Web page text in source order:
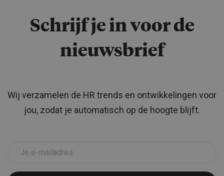
Schrijf je in voor de
nieuwsbrief
Wij verzamelen de HR trends en ontwikkelingen voor
jou, zodat je automatisch op de hoogte blijft.